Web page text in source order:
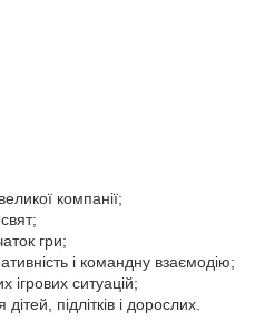
компанії;
гри;
і командну взаємодію;
ігрових ситуацій;
підлітків і дорослих.